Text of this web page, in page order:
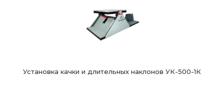
Установка качки и длительных наклонов УК-500-1К